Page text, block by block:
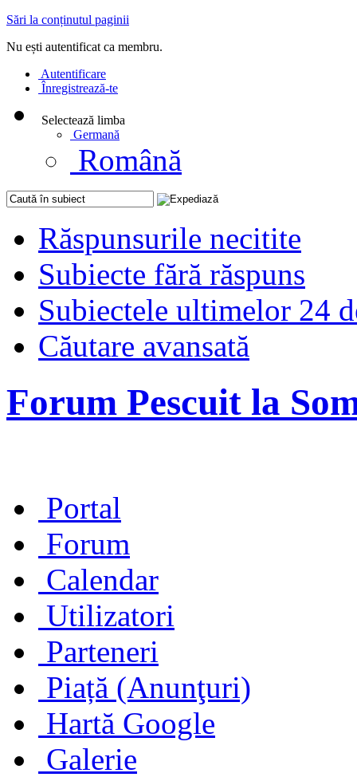
Sări la conținutul paginii
Nu ești autentificat ca membru.
Autentificare
Înregistrează-te
Selectează limba
Germană
Română
Răspunsurile necitite
Subiecte fără răspuns
Subiectele ultimelor 24
Căutare avansată
Forum Pescuit la
Portal
Forum
Calendar
Utilizatori
Parteneri
Piață (Anunţuri)
Hartă Google
Galerie